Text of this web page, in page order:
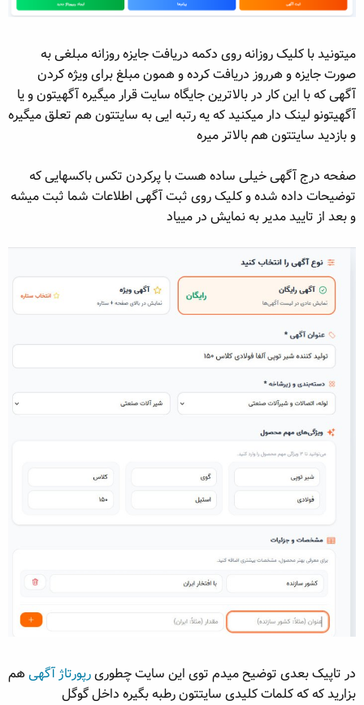
میتونید با کلیک روزانه روی دکمه دریافت جایزه روزانه مبلغی به
صورت جایزه و هرروز دریافت کرده و همون مبلغ برای ویژه کردن
آگهی که با این کار در بالاترین جایگاه سایت قرار میگیره آگهیتون و یا
آگهیتونو لینک دار میکنید که یه رتبه ایی به سایتتون هم تعلق میگیره
و بازدید سایتتون هم بالاتر میره
صفحه درج آگهی خیلی ساده هست با پرکردن تکس باکسهایی که
توضیحات داده شده و کلیک روی ثبت آگهی اطلاعات شما ثبت میشه
و بعد از تایید مدیر به نمایش در مییاد
در تاپیک بعدی توضیح میدم توی این سایت چطوریرپورتاژ آگهی هم
بزارید که که کلمات کلیدی سایتتون رطبه بگیره داخل گوگل